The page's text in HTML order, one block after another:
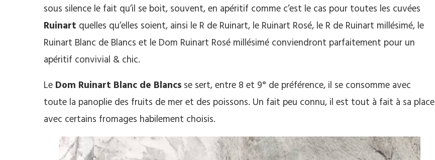
sous silence le fait qu’il se boit, souvent, en apéritif comme c’est le cas pour toutes les cuvées
Ruinart quelles qu’elles soient, ainsi le R de Ruinart, le Ruinart Rosé, le R de Ruinart millésimé, le
Ruinart Blanc de Blancs et le Dom Ruinart Rosé millésimé conviendront parfaitement pour un
apéritif convivial & chic.
Le Dom Ruinart Blanc de Blancs se sert, entre 8 et 9° de préférence, il se consomme avec
toute la panoplie des fruits de mer et des poissons. Un fait peu connu, il est tout à fait à sa place
avec certains fromages habilement choisis.